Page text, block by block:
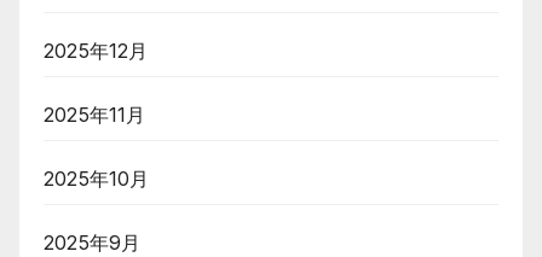
2025年12月
2025年11月
2025年10月
2025年9月